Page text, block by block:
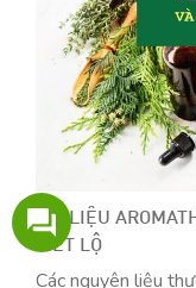
TRỊ LIỆU
TIẾT LỘ
Các nguyên liệu